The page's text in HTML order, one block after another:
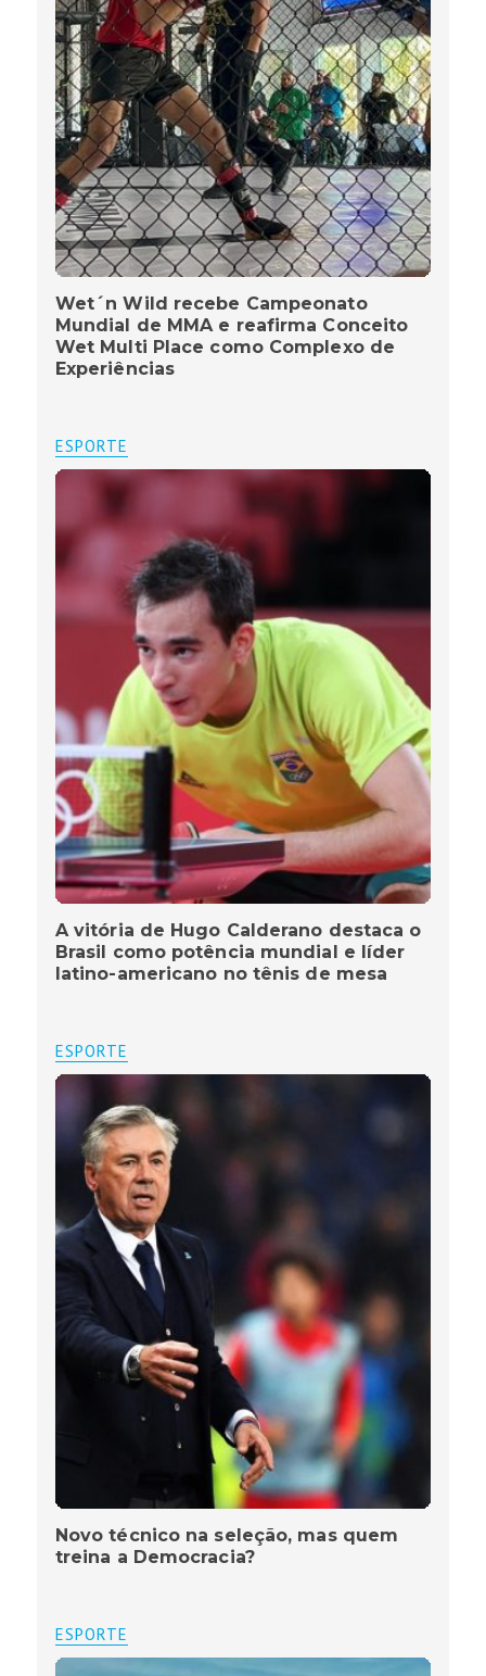
Wet´n Wild recebe Campeonato
Mundial de MMA e reafirma Conceito
Wet Multi Place como Complexo de
Experiências
ESPORTE
A vitória de Hugo Calderano destaca o
Brasil como potência mundial e líder
latino-americano no tênis de mesa
ESPORTE
Novo técnico na seleção, mas quem
treina a Democracia?
ESPORTE